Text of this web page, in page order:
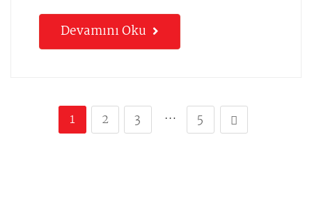
Devamını Oku
1 2 3 … 5